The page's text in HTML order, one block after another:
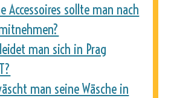
Accessoires sollte man nach
man sich in Prag
man seine Wäsche in